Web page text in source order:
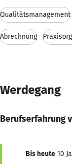
Qualitätsmanagement
Abrechnung
Werdegang
Berufserfahrung
Bis heute 10